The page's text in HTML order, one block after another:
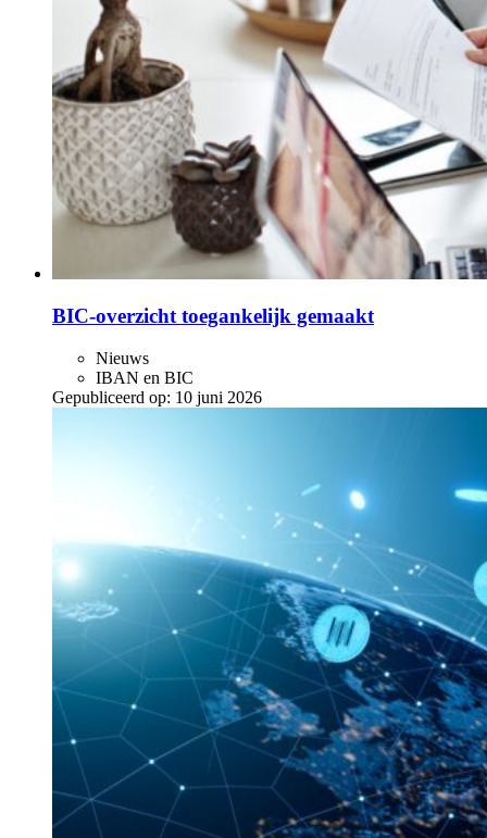
BIC-overzicht toegankelijk gemaakt
Nieuws
IBAN en BIC
Gepubliceerd op: 10 juni 2026